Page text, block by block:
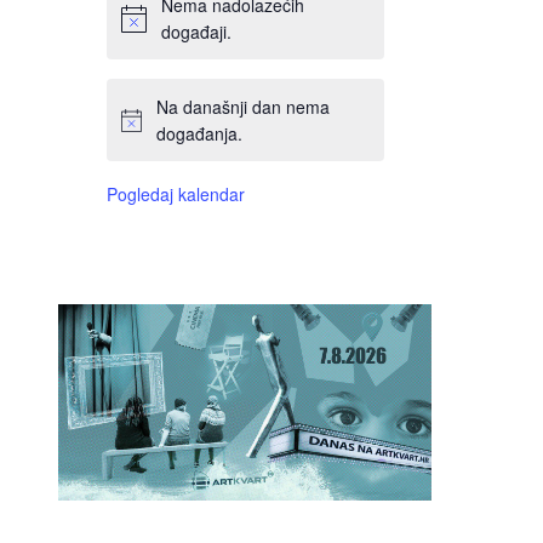
Nema nadolazećih
događaji.
Na današnji dan nema
događanja.
Pogledaj kalendar